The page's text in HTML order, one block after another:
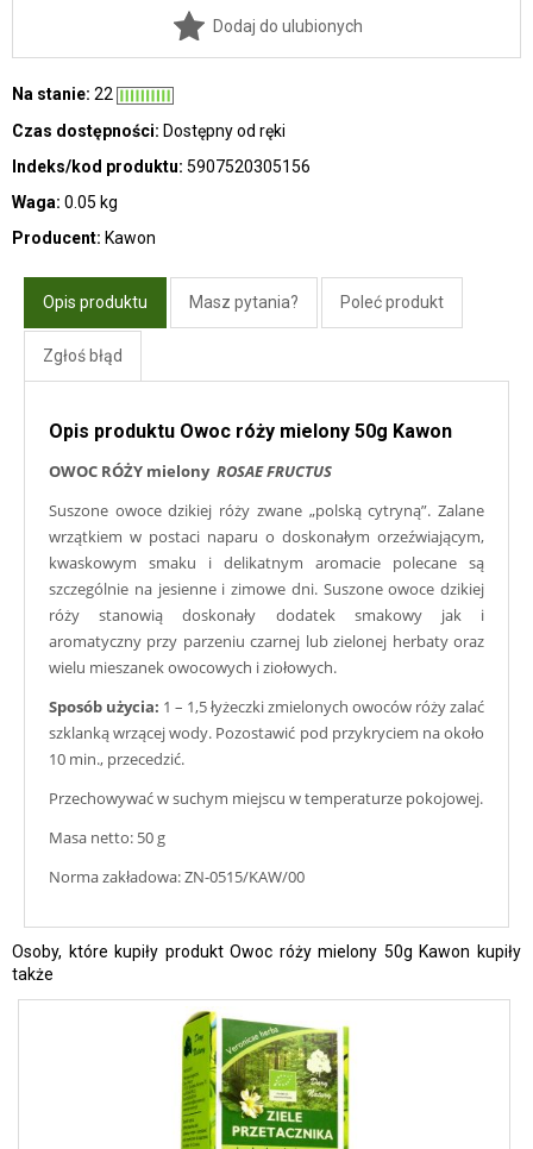
Dodaj do ulubionych
Na stanie: 22
Czas dostępności: Dostępny od ręki
Indeks/kod produktu: 5907520305156
Waga: 0.05 kg
Producent: Kawon
Opis produktu Masz pytania? Poleć produkt
Zgłoś błąd
Opis produktu Owoc róży mielony 50g Kawon
OWOC RÓŻY mielony ROSAE FRUCTUS
Suszone owoce dzikiej róży zwane „polską cytryną”. Zalane
wrzątkiem w postaci naparu o doskonałym orzeźwiającym,
kwaskowym smaku i delikatnym aromacie polecane są
szczególnie na jesienne i zimowe dni. Suszone owoce dzikiej
róży stanowią doskonały dodatek smakowy jak i
aromatyczny przy parzeniu czarnej lub zielonej herbaty oraz
wielu mieszanek owocowych i ziołowych.
Sposób użycia: 1 – 1,5 łyżeczki zmielonych owoców róży zalać
szklanką wrzącej wody. Pozostawić pod przykryciem na około
10 min., przecedzić.
Przechowywać w suchym miejscu w temperaturze pokojowej.
Masa netto: 50 g
Norma zakładowa: ZN-0515/KAW/00
Osoby, które kupiły produkt Owoc róży mielony 50g Kawon kupiły
także